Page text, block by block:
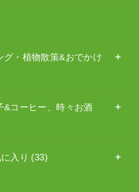
グ・植物散策&おでかけ
&コーヒー、時々お酒
入り (33)